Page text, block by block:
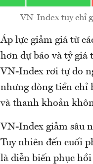
VN-Index tuy chỉ
Áp lực giảm giá từ
hơn dự báo và tỷ giá
VN-Index rơi tự do
nhưng dòng tiền chỉ
và thanh khoản
VN-Index giảm sâu
Tuy nhiên đến cuối
là diễn biến phục